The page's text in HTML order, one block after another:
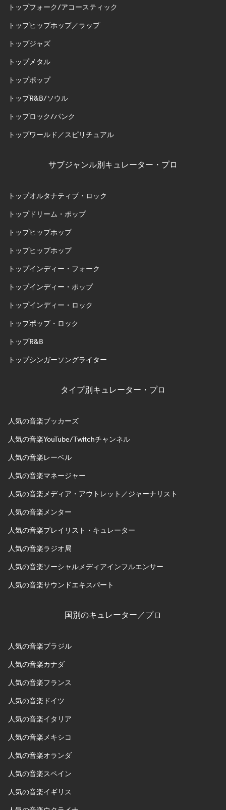
トップフォーク/アコースティック
トップヒップホップ／ラップ
トップジャズ
トップメタル
トップポップ
トップR&B/ソウル
トップロック/パンク
トップワールド／スピリチュアル
サブジャンル別キュレーター・プロ
トップオルタナティブ・ロック
トップドリーム・ポップ
トップヒップホップ
トップヒップホップ
トップインディー・フォーク
トップインディー・ポップ
トップインディー・ロック
トップポップ・ロック
トップR&B
トップシンガーソングライター
タイプ別キュレーター・プロ
人気の音楽ブッカーズ
人気の音楽YouTube/Twitchチャンネル
人気の音楽レーベル
人気の音楽マネージャー
人気の音楽メディア・アウトレット／ジャーナリスト
人気の音楽メンター
人気の音楽プレイリスト・キュレーター
人気の音楽ラジオ局
人気の音楽ソーシャルメディアインフルエンサー
人気の音楽サウンドエキスパート
国別のキュレーター／プロ
人気の音楽ブラジル
人気の音楽カナダ
人気の音楽フランス
人気の音楽ドイツ
人気の音楽イタリア
人気の音楽メキシコ
人気の音楽オランダ
人気の音楽スペイン
人気の音楽イギリス